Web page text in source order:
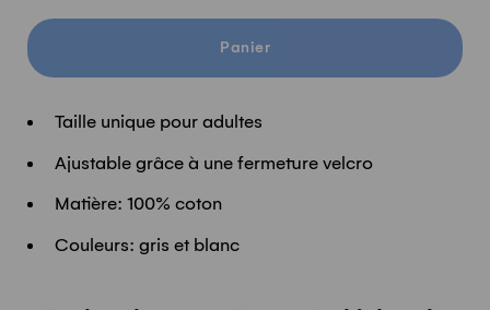
Panier
Taille unique pour adultes
Ajustable grâce à une fermeture velcro
Matière: 100% coton
Couleurs: gris et blanc